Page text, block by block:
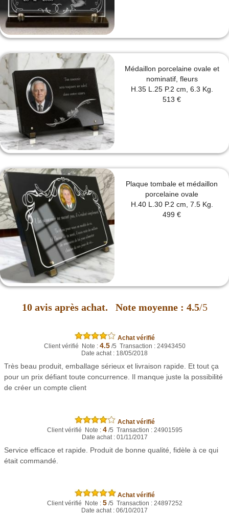
Médaillon porcelaine ovale et
nominatif, fleurs
H.35 L.25 P.2 cm, 6.3 Kg.
513 €
Plaque tombale et médaillon
porcelaine ovale
H.40 L.30 P.2 cm, 7.5 Kg.
499 €
10 avis après achat. Note moyenne : 4.5/5
Achat vérifié
Client vérifié Note : 4.5/5 Transaction : 24943450
Date achat : 18/05/2018
Très beau produit, emballage sérieux et livraison rapide. Et tout ça
pour un prix défiant toute concurrence. Il manque juste la possibilité
de créer un compte client
Achat vérifié
Client vérifié Note : 4/5 Transaction : 24901595
Date achat : 01/11/2017
Service efficace et rapide. Produit de bonne qualité, fidèle à ce qui
était commandé.
Achat vérifié
Client vérifié Note : 5/5 Transaction : 24897252
Date achat : 06/10/2017